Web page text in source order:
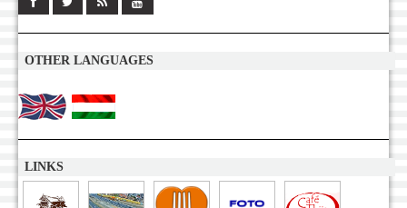
OTHER LANGUAGES
LINKS